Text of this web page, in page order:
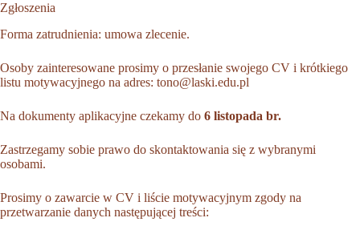
Zgłoszenia
Forma zatrudnienia: umowa zlecenie.
Osoby zainteresowane prosimy o przesłanie swojego CV i krótkiego
listu motywacyjnego na adres: tono@laski.edu.pl
Na dokumenty aplikacyjne czekamy do 6 listopada br.
Zastrzegamy sobie prawo do skontaktowania się z wybranymi
osobami.
Prosimy o zawarcie w CV i liście motywacyjnym zgody na
przetwarzanie danych następującej treści: